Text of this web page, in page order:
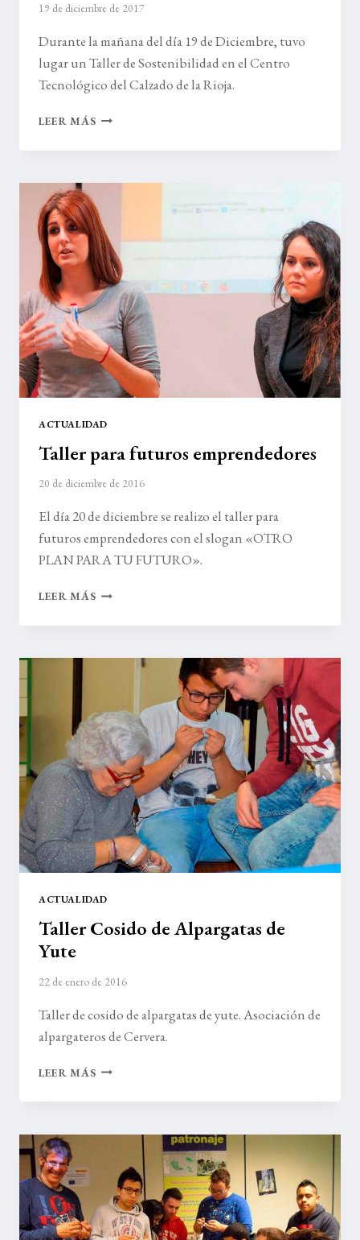
19 de diciembre de 2017
Durante la mañana del día 19 de Diciembre, tuvo
lugar un Taller de Sostenibilidad en el Centro
Tecnológico del Calzado de la Rioja.
LEER MÁSTALLER
ECOTEXTYLE.EU
CTCR
ACTUALIDAD
Taller para futuros emprendedores
20 de diciembre de 2016
El día 20 de diciembre se realizo el taller para
futuros emprendedores con el slogan «OTRO
PLAN PARA TU FUTURO».
LEER MÁSTALLER
FUTUROS
ACTUALIDAD
Taller Cosido de Alpargatas de
Yute
22 de enero de 2016
Taller de cosido de alpargatas de yute. Asociación de
alpargateros de Cervera.
LEER MÁSTALLER
DE
DE